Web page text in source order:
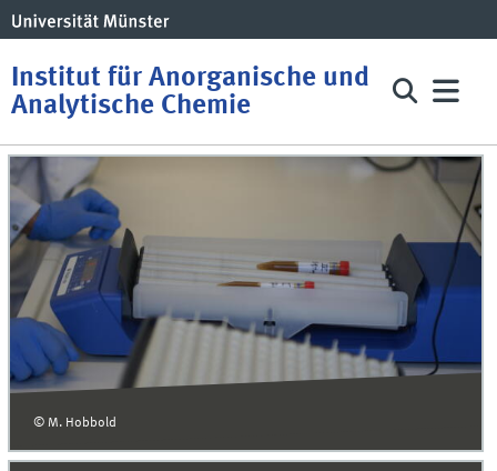
Institut für Anorganische und
Analytische Chemie
© M. Hobbold